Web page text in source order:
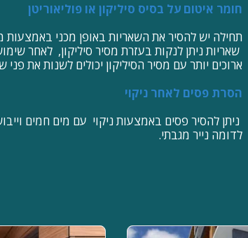
חומר איטום על בסיס סיליקון או פוליאוריטן
תחילה יש להסיר את השאריות באופן מכני
שאריות ניתן לנקות בעזרת מסיר סיליקון, לאחר
ארוכים יותר עם מסיר הסיליקון יכולים לשנות את
הסרת פסים לאחר ניקוי
ניתן להסיר פסים באמצעות ניקוי עם מים חמים
לדומה נייר מגבתי.